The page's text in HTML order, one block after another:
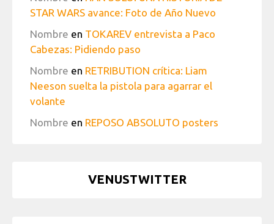
STAR WARS avance: Foto de Año Nuevo
Nombre en TOKAREV entrevista a Paco
Cabezas: Pidiendo paso
Nombre en RETRIBUTION crítica: Liam
Neeson suelta la pistola para agarrar el
volante
Nombre en REPOSO ABSOLUTO posters
VENUSTWITTER